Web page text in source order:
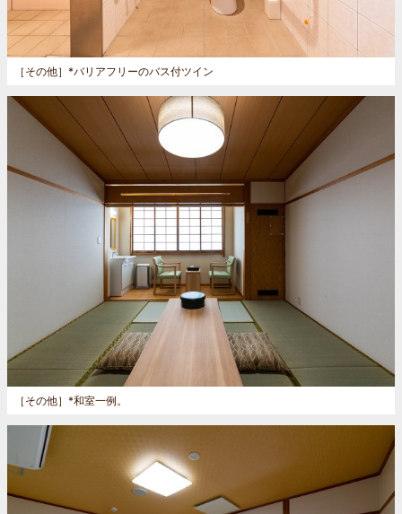
［その他］ *バリアフリーのバス付ツイン
［その他］ *和室一例。